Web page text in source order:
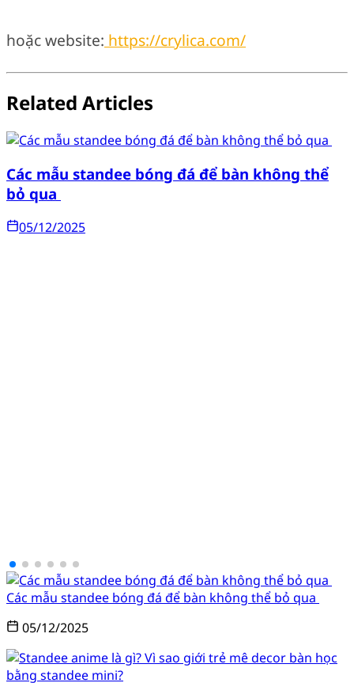
hoặc website: https://crylica.com/
Related Articles
Các mẫu standee bóng đá để bàn không thể
bỏ qua
05/12/2025
Các mẫu standee bóng đá để bàn không thể bỏ qua
05/12/2025